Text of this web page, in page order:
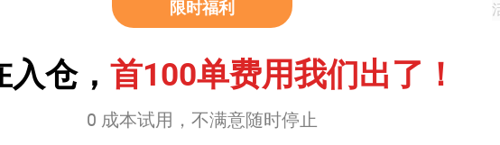
限时福利
仓， 首100单费用我们出了！
0 成本试用，不满意随时停止